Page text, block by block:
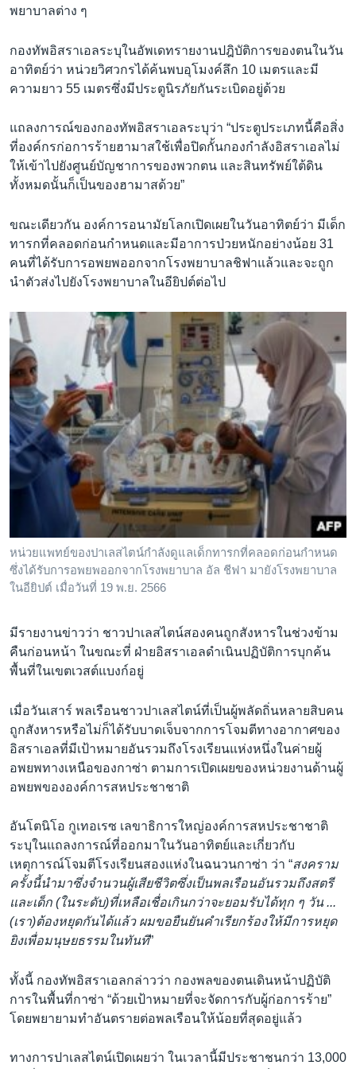
พยาบาลต่าง ๆ
กองทัพอิสราเอลระบุในอัพเดทรายงานปฎิบัติการของตนในวัน
อาทิตย์ว่า หน่วยวิศวกรได้ค้นพบอุโมงค์ลึก 10 เมตรและมี
ความยาว 55 เมตรซึ่งมีประตูนิรภัยกันระเบิดอยู่ด้วย
แถลงการณ์ของกองทัพอิสราเอลระบุว่า “ประตูประเภทนี้คือสิ่ง
ที่องค์กรก่อการร้ายฮามาสใช้เพื่อปิดกั้นกองกำลังอิสราเอลไม่
ให้เข้าไปยังศูนย์บัญชาการของพวกตน และสินทรัพย์ใต้ดิน
ทั้งหมดนั้นก็เป็นของฮามาสด้วย”
ขณะเดียวกัน องค์การอนามัยโลกเปิดเผยในวันอาทิตย์ว่า มีเด็ก
ทารกที่คลอดก่อนกำหนดและมีอาการป่วยหนักอย่างน้อย 31
คนที่ได้รับการอพยพออกจากโรงพยาบาลชิฟาแล้วและจะถูก
นำตัวส่งไปยังโรงพยาบาลในอียิปต์ต่อไป
หน่วยแพทย์ของปาเลสไตน์กำลังดูแลเด็กทารกที่คลอดก่อนกำหนด
ซึ่งได้รับการอพยพออกจากโรงพยาบาล อัล ชีฟา มายังโรงพยาบาล
ในอียิปต์ เมื่อวันที่ 19 พ.ย. 2566
มีรายงานข่าวว่า ชาวปาเลสไตน์สองคนถูกสังหารในช่วงข้าม
คืนก่อนหน้า ในขณะที่ ฝ่ายอิสราเอลดำเนินปฏิบัติการบุกค้น
พื้นที่ในเขตเวสต์แบงก์อยู่
เมื่อวันเสาร์ พลเรือนชาวปาเลสไตน์ที่เป็นผู้พลัดถิ่นหลายสิบคน
ถูกสังหารหรือไม่ก็ได้รับบาดเจ็บจากการโจมตีทางอากาศของ
อิสราเอลที่มีเป้าหมายอันรวมถึงโรงเรียนแห่งหนึ่งในค่ายผู้
อพยพทางเหนือของกาซ่า ตามการเปิดเผยของหน่วยงานด้านผู้
อพยพขององค์การสหประชาชาติ
อันโตนิโอ กูเทอเรซ เลขาธิการใหญ่องค์การสหประชาชาติ
ระบุในแถลงการณ์ที่ออกมาในวันอาทิตย์และเกี่ยวกับ
เหตุการณ์โจมตีโรงเรียนสองแห่งในฉนวนกาซ่า ว่า “สงคราม
ครั้งนี้นำมาซึ่งจำนวนผู้เสียชีวิตซึ่งเป็นพลเรือนอันรวมถึงสตรี
และเด็ก (ในระดับ)ที่เหลือเชื่อเกินกว่าจะยอมรับได้ทุก ๆ วัน ...
(เรา)ต้องหยุดกันได้แล้ว ผมขอยืนยันคำเรียกร้องให้มีการหยุด
ยิงเพื่อมนุษยธรรมในทันที”
ทั้งนี้ กองทัพอิสราเอลกล่าวว่า กองพลของตนเดินหน้าปฏิบัติ
การในพื้นที่กาซ่า “ด้วยเป้าหมายที่จะจัดการกับผู้ก่อการร้าย”
โดยพยายามทำอันตรายต่อพลเรือนให้น้อยที่สุดอยู่แล้ว
ทางการปาเลสไตน์เปิดเผยว่า ในเวลานี้มีประชาชนกว่า 13,000